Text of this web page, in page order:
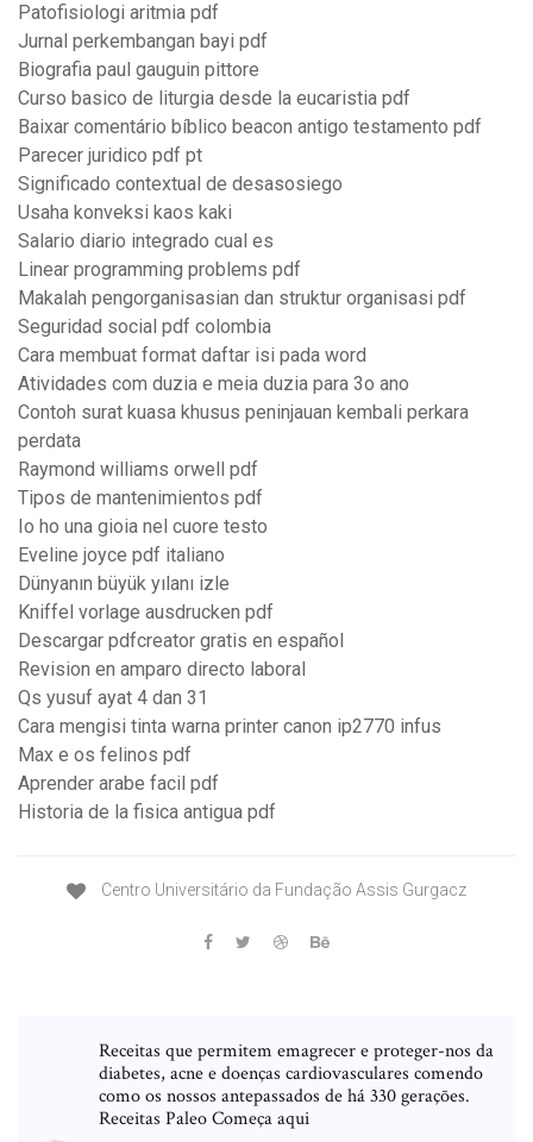
Patofisiologi aritmia pdf
Jurnal perkembangan bayi pdf
Biografia paul gauguin pittore
Curso basico de liturgia desde la eucaristia pdf
Baixar comentário bíblico beacon antigo testamento pdf
Parecer juridico pdf pt
Significado contextual de desasosiego
Usaha konveksi kaos kaki
Salario diario integrado cual es
Linear programming problems pdf
Makalah pengorganisasian dan struktur organisasi pdf
Seguridad social pdf colombia
Cara membuat format daftar isi pada word
Atividades com duzia e meia duzia para 3o ano
Contoh surat kuasa khusus peninjauan kembali perkara
perdata
Raymond williams orwell pdf
Tipos de mantenimientos pdf
Io ho una gioia nel cuore testo
Eveline joyce pdf italiano
Dünyanın büyük yılanı izle
Kniffel vorlage ausdrucken pdf
Descargar pdfcreator gratis en español
Revision en amparo directo laboral
Qs yusuf ayat 4 dan 31
Cara mengisi tinta warna printer canon ip2770 infus
Max e os felinos pdf
Aprender arabe facil pdf
Historia de la fisica antigua pdf
Centro Universitário da Fundação Assis Gurgacz
Receitas que permitem emagrecer e proteger-nos da
diabetes, acne e doenças cardiovasculares comendo
como os nossos antepassados de há 330 gerações.
Receitas Paleo Começa aqui